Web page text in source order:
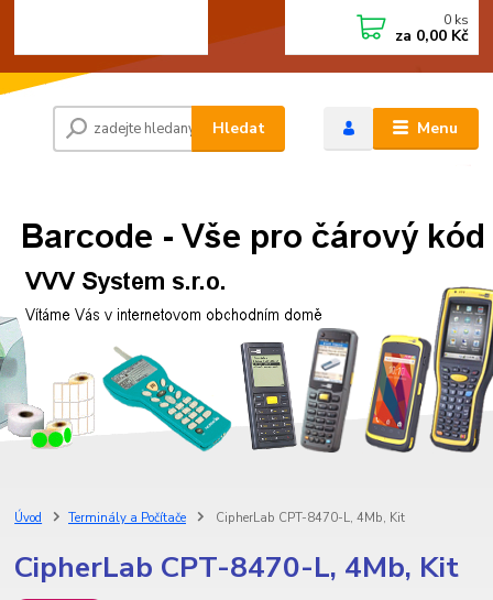
Menu
Hledat
0 ks
za 0,00 Kč
Úvod Terminály a Počítače CipherLab CPT-8470-L, 4Mb, Kit
CipherLab CPT-8470-L, 4Mb, Kit